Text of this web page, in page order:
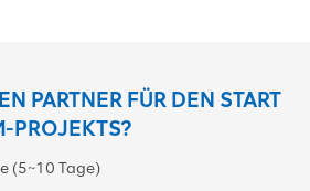
zuPARTNER FÜR DEN START
PROJEKTS?
(5~10 Tage)